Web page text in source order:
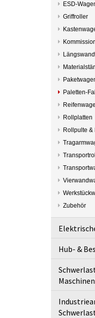
ESD-
Griffroller
Paletten-
Rollplatten
Rollpulte &
Zubehör
Hub- &